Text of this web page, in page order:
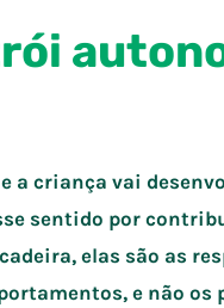
criança vai
sentido por
elas são as
e não os